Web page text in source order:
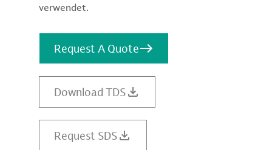
verwendet.
Request A Quote
Download TDS
Request SDS